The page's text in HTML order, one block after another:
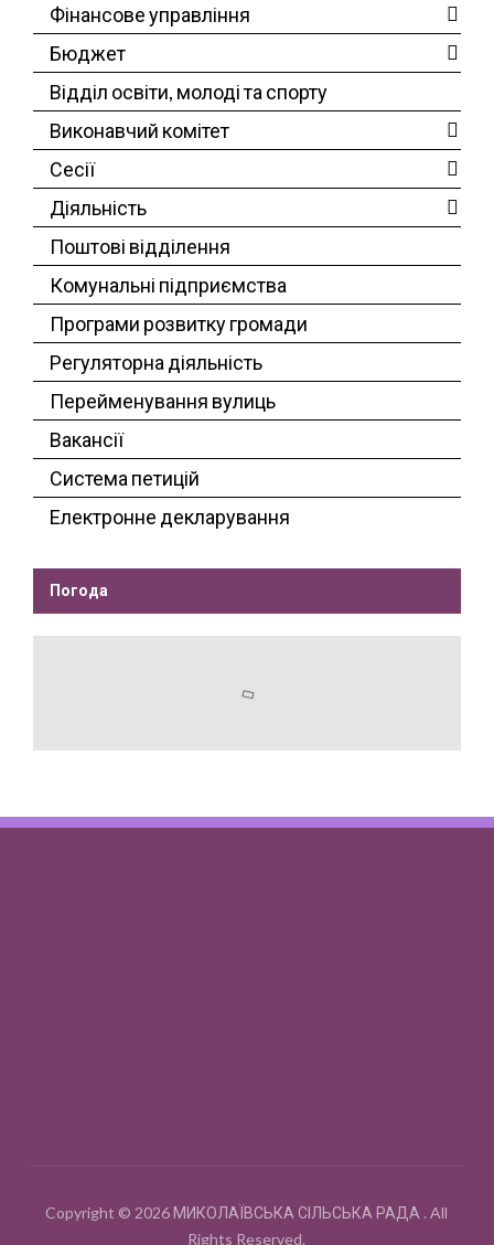
Фінансове управління
Бюджет
Відділ освіти, молоді та спорту
Виконавчий комітет
Сесії
Діяльність
Поштові відділення
Комунальні підприємства
Програми розвитку громади
Регуляторна діяльність
Перейменування вулиць
Вакансії
Система петицій
Електронне декларування
Погода
Copyright © 2026 МИКОЛАЇВСЬКА СІЛЬСЬКА РАДА . All
Rights Reserved.